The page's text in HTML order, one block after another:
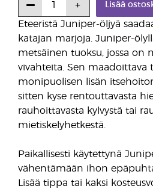
Eteeristä Juniper-öljyä
katajan marjoja. Juniper-
metsäinen tuoksu, jossa on
vivahteita. Sen maadoittava
monipuolisen lisän
sitten kyse rentouttavasta
rauhoittavasta kylvystä tai
mietiskelyhetkestä.
Paikallisesti käytettynä
vähentämään ihon
Lisää tippa tai kaksi
Lisää